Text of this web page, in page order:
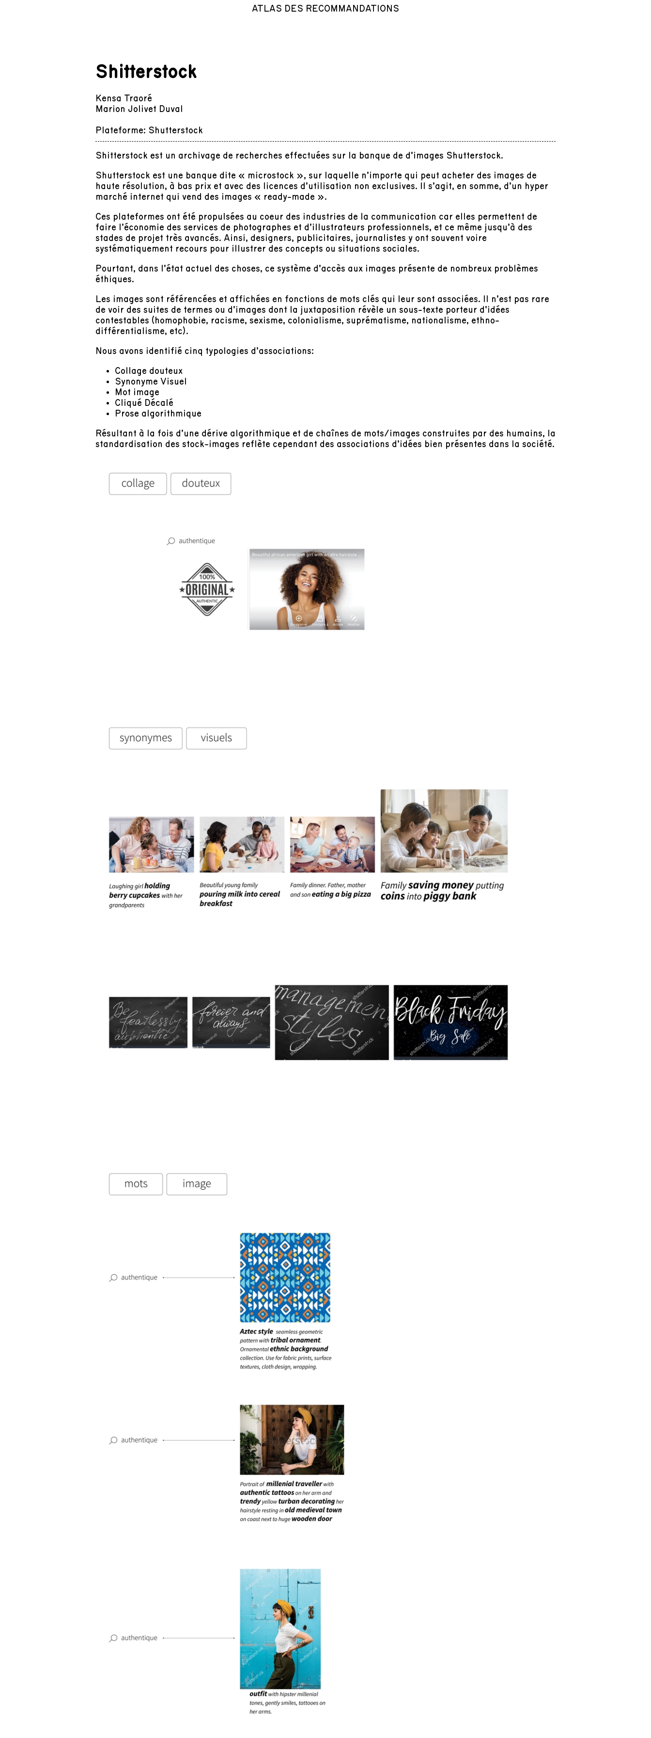
ATLAS DES RECOMMANDATIONS
Shitterstock
Kensa Traoré
Marion Jolivet Duval
Plateforme: Shutterstock
Shitterstock est un archivage de recherches effectuées sur la banque de d’images Shutterstock.
Shutterstock est une banque dite « microstock », sur laquelle n’importe qui peut acheter des images de
haute résolution, à bas prix et avec des licences d’utilisation non exclusives. Il s’agit, en somme, d’un hyper
marché internet qui vend des images « ready-made ».
Ces plateformes ont été propulsées au coeur des industries de la communication car elles permettent de
faire l’économie des services de photographes et d’illustrateurs professionnels, et ce même jusqu’à des
stades de projet très avancés. Ainsi, designers, publicitaires, journalistes y ont souvent voire
systématiquement recours pour illustrer des concepts ou situations sociales.
Pourtant, dans l’état actuel des choses, ce système d’accès aux images présente de nombreux problèmes
éthiques.
Les images sont référencées et affichées en fonctions de mots clés qui leur sont associées. Il n’est pas rare
de voir des suites de termes ou d’images dont la juxtaposition révèle un sous-texte porteur d’idées
contestables (homophobie, racisme, sexisme, colonialisme, suprématisme, nationalisme, ethno-
différentialisme, etc).
Nous avons identifié cinq typologies d’associations:
Collage douteux
Synonyme Visuel
Mot image
Cliqué Décalé
Prose algorithmique
Résultant à la fois d’une dérive algorithmique et de chaînes de mots/images construites par des humains, la
standardisation des stock-images reflète cependant des associations d’idées bien présentes dans la société.